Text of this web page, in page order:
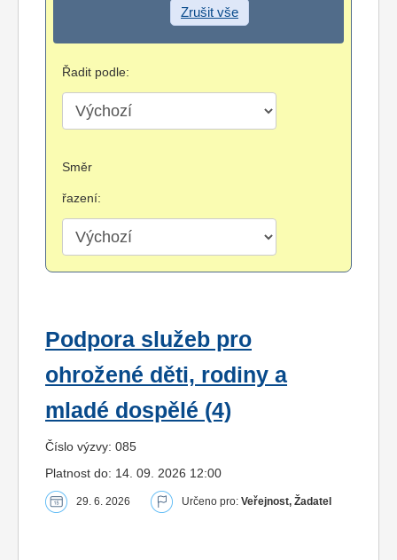
Zrušit vše
Řadit podle:
Směr
řazení:
Podpora služeb pro
ohrožené děti, rodiny a
mladé dospělé (4)
Číslo výzvy: 085
Platnost do: 14. 09. 2026 12:00
29. 6. 2026 Určeno pro: Veřejnost, Žadatel